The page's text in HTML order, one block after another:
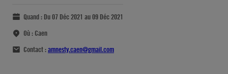
Quand : Du 07 Déc 2021 au 09 Déc 2021
Où : Caen
Contact :amnesty.caen@gmail.com